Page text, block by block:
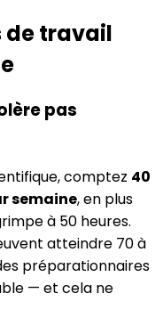
de travail
pas
comptez 40
semaine, en plus
à 50 heures.
atteindre 70 à
préparationnaires
— et cela ne